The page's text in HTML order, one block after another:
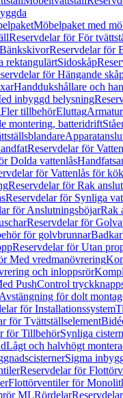
Möbelpaket med
Reservdelar för För
BänkskivorReservdelar för
rektangulärtSidoskåp
för Hängande
Handdukshållare och
inbyggd belysning
Fler tillbehörEluttag
montering, batteridrift
Reservdelar för
Dolda vattenlås
för Vattenlås för
Reservdelar för Rak
Reservdelar för Synliga
för AnslutningsböjarRak
Reservdelar för
för golvbrunnarBadkar
Reservdelar för Utan
Med vredmanövrering
och inloppsrör
PushControl
Avstängning för dolt
för Installationssystem
för Tvättställselement
för TillbehörSynliga
Lågt och halvhögt
Sigma
Reservdelar för
Flottörventiler för
MLRördelar